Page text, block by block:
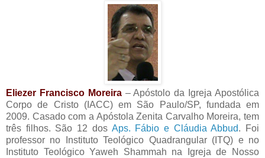
Eliezer Francisco Moreira – Apóstolo da Igreja Apostólica
Corpo de Cristo (IACC) em São Paulo/SP, fundada em
2009. Casado com a Apóstola Zenita Carvalho Moreira, tem
três filhos. São 12 dos Aps. Fábio e Cláudia Abbud. Foi
professor no Instituto Teológico Quadrangular (ITQ) e no
Instituto Teológico Yaweh Shammah na Igreja de Nosso